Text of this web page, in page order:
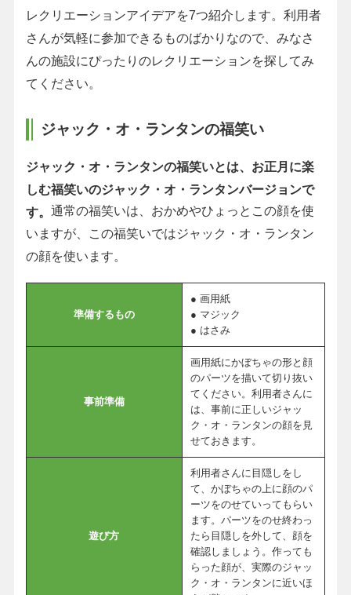
レクリエーションアイデアを7つ紹介します。利用者
さんが気軽に参加できるものばかりなので、みなさ
んの施設にぴったりのレクリエーションを探してみ
てください。
ジャック・オ・ランタンの福笑い
ジャック・オ・ランタンの福笑いとは、お正月に楽
しむ福笑いのジャック・オ・ランタンバージョンで
す。 通常の福笑いは、おかめやひょっとこの顔を使
いますが、この福笑いではジャック・オ・ランタン
の顔を使います。
準備するもの
● 画用紙
● マジック
● はさみ
事前準備
画用紙にかぼちゃの形と顔
のパーツを描いて切り抜い
てください。利用者さんに
は、事前に正しいジャッ
ク・オ・ランタンの顔を見
せておきます。
遊び方
利用者さんに目隠しをし
て、かぼちゃの上に顔のパ
ーツをのせていってもらい
ます。パーツをのせ終わっ
たら目隠しを外して、顔を
確認しましょう。作っても
らった顔が、実際のジャッ
ク・オ・ランタンに近いほ